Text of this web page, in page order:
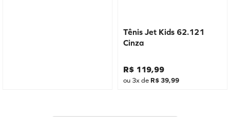
Tênis Jet Kids 62.121
Cinza
R$ 119,99
ou 3x de R$ 39,99